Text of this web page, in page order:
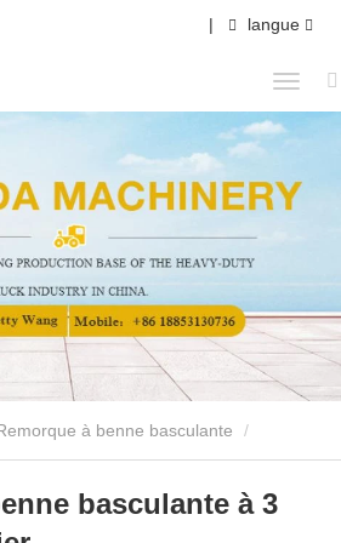
| langue
à benne basculante
basculante à 3